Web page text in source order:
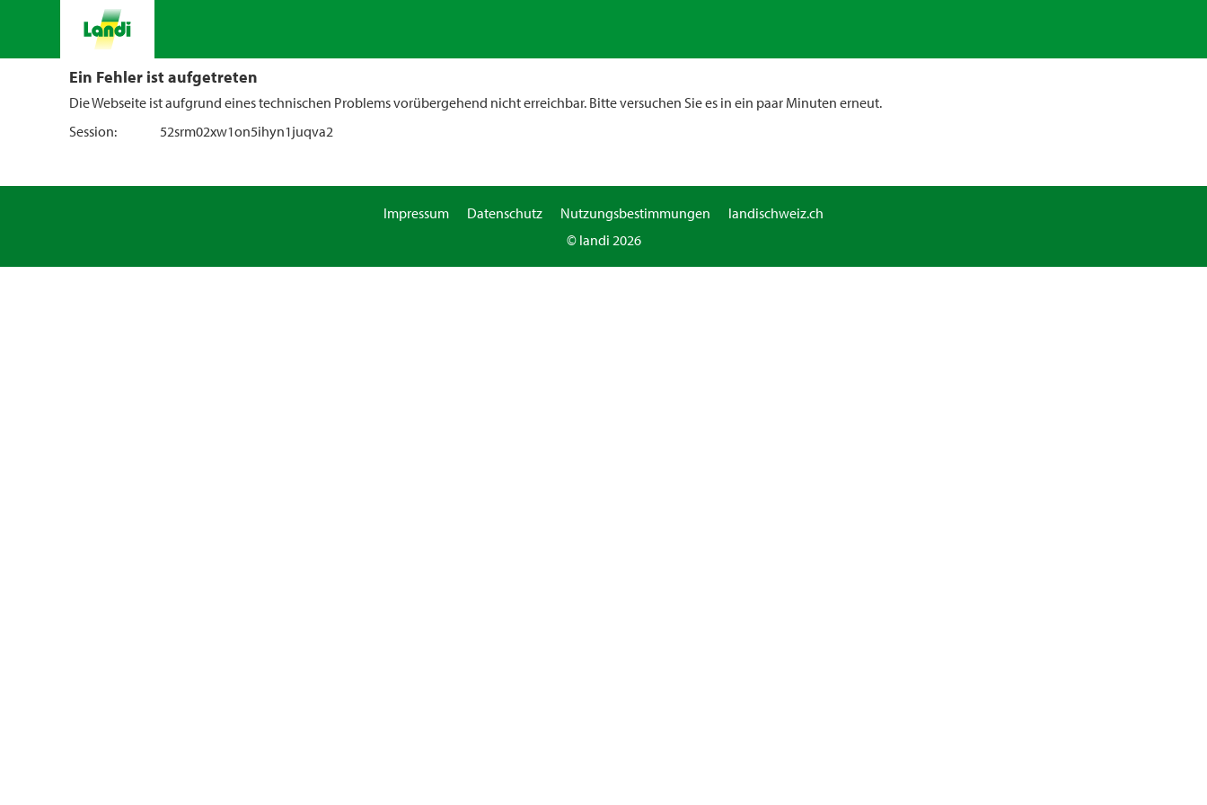
Ein Fehler ist aufgetreten
Die Webseite ist aufgrund eines technischen Problems vorübergehend nicht erreichbar. Bitte versuchen Sie es in ein paar Minuten erneut.
Session:
52srm02xw1on5ihyn1juqva2
Impressum Datenschutz Nutzungsbestimmungen
landischweiz.ch
© landi 2026